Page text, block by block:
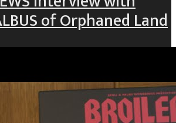
of Orphaned Land